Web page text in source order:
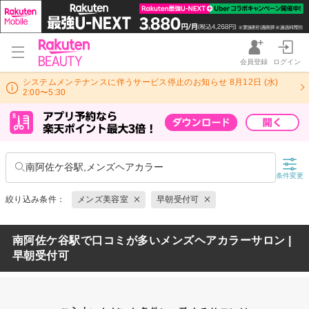
会員登録 ログイン
システムメンテナンスに伴うサービス停止のお知らせ 8月12日 (水)
2:00〜5:30
南阿佐ケ谷駅,メンズヘアカラー
条件変更
絞り込み条件： メンズ美容室 早朝受付可
南阿佐ケ谷駅で口コミが多いメンズヘアカラーサロン |
早朝受付可